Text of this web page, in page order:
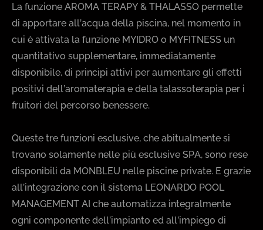
La funzione AROMA TERAPY & THALASSO permette
di apportare all’acqua della piscina, nel momento in
cui è attivata la funzione MYIDRO o MYFITNESS un
quantitativo supplementare, immediatamente
disponibile, di principi attivi per aumentare gli effetti
positivi dell’aromaterapia e della talassoterapia per i
fruitori del percorso benessere.
Queste tre funzioni esclusive, che abitualmente si
trovano solamente nelle più esclusive SPA, sono rese
disponibili da MONBLEU nelle piscine private. E grazie
all’integrazione con il sistema LEONARDO POOL
MANAGEMENT AI che automatizza integralmente
ogni componente dell’impianto ed all’impiego di